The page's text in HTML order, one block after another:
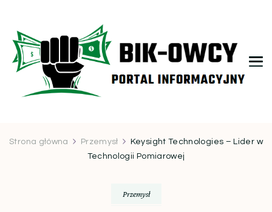
Strona główna Przemysł
Keysight Technologies – Lider w
Technologii Pomiarowej
Przemysł